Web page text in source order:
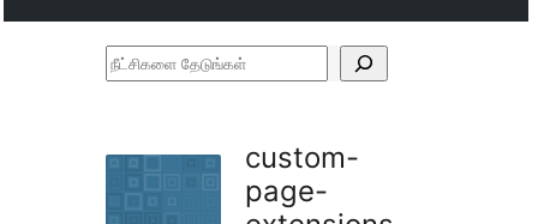
நீட்சிகளை
custom-
page-